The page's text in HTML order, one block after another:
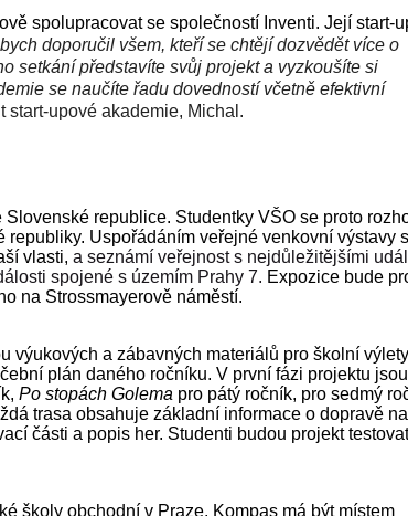
spolupracovat se společností Inventi. Její start-
doporučil všem, kteří se chtějí dozvědět více o
setkání představíte svůj projekt a vyzkoušíte si
se naučíte řadu dovedností včetně efektivní
start-upové akademie, Michal.
republice. Studentky VŠO se proto
Uspořádáním veřejné venkovní výstavy
vlasti, a seznámí veřejnost s nejdůležitějšími
spojené s územím Prahy 7. Expozice bude
na Strossmayerově náměstí.
a zábavných materiálů pro školní
plán daného ročníku. V první fázi projektu
Po stopách Golema pro pátý ročník, pro sedmý
trasa obsahuje základní informace o dopravě
části a popis her. Studenti budou projekt
školy obchodní v Praze. Kompas má být místem